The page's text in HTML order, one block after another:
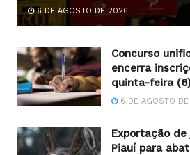
6 DE AGOSTO DE 2026
Concurso
encerra
quinta-feira
6 DE AGOSTO
Exportação
Piauí para